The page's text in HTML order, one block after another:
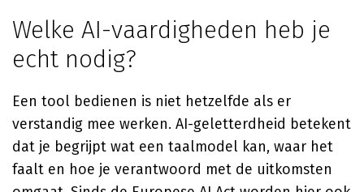
Welke AI-vaardigheden heb je
echt nodig?
Een tool bedienen is niet hetzelfde als er
verstandig mee werken. AI-geletterdheid betekent
dat je begrijpt wat een taalmodel kan, waar het
faalt en hoe je verantwoord met de uitkomsten